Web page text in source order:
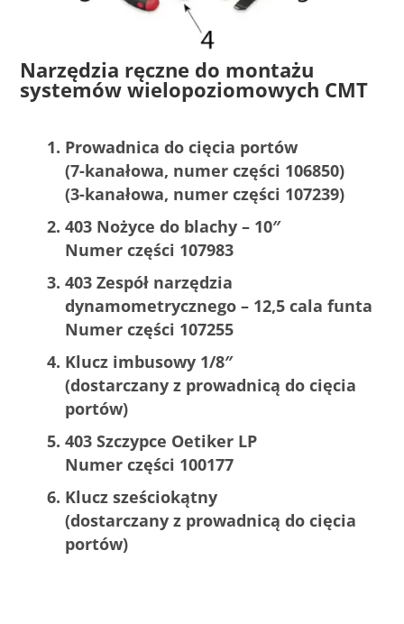
Narzędzia ręczne do montażu
systemów wielopoziomowych CMT
Prowadnica do cięcia portów
(7-kanałowa, numer części 106850)
(3-kanałowa, numer części 107239)
403 Nożyce do blachy – 10″
Numer części 107983
403 Zespół narzędzia
dynamometrycznego – 12,5 cala funta
Numer części 107255
Klucz imbusowy 1/8″
(dostarczany z prowadnicą do cięcia
portów)
403 Szczypce Oetiker LP
Numer części 100177
Klucz sześciokątny
(dostarczany z prowadnicą do cięcia
portów)